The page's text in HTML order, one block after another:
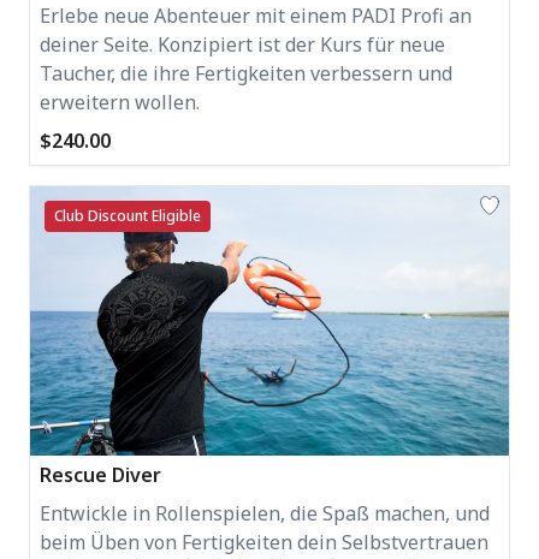
Erlebe neue Abenteuer mit einem PADI Profi an
deiner Seite. Konzipiert ist der Kurs für neue
Taucher, die ihre Fertigkeiten verbessern und
erweitern wollen.
$240.00
Club Discount Eligible
Rescue Diver
Entwickle in Rollenspielen, die Spaß machen, und
beim Üben von Fertigkeiten dein Selbstvertrauen